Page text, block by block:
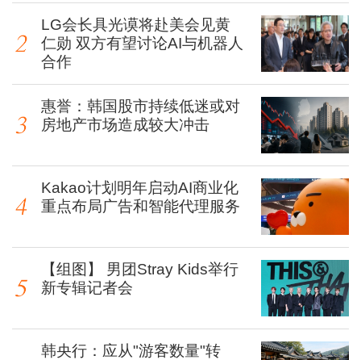
LG会长具光谟将赴美会见黄
仁勋 双方有望讨论AI与机器人
合作
惠誉：韩国股市持续低迷或对
房地产市场造成较大冲击
Kakao计划明年启动AI商业化
重点布局广告和智能代理服务
【组图】 男团Stray Kids举行
新专辑记者会
韩央行：应从"游客数量"转